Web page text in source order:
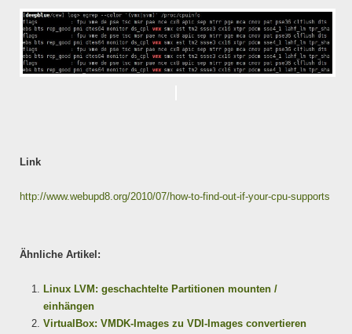
Link
http://www.webupd8.org/2010/07/how-to-find-out-if-your-cpu-supports
Ähnliche Artikel:
Linux LVM: geschachtelte Partitionen mounten /
einhängen
VirtualBox: VMDK-Images zu VDI-Images convertieren